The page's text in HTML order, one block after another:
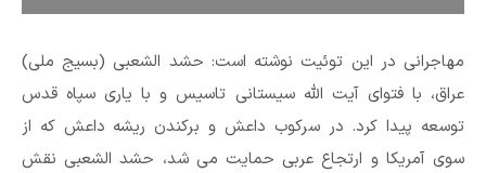
مهاجرانی در این توئیت نوشته است: حشد الشعبی (بسیج ملی)
عراق، با فتوای آیت الله سیستانی تاسیس و با یاری سپاه قدس
توسعه پیدا کرد. در سرکوب داعش و برکندن ریشه داعش که از
سوی آمریکا و ارتجاع عربی حمایت می شد، حشد الشعبی نقش